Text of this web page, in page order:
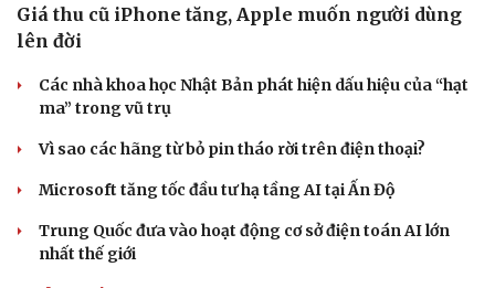
Giá thu cũ iPhone tăng, Apple muốn người dùng
lên đời
Các nhà khoa học Nhật Bản phát hiện dấu hiệu của “hạt
ma” trong vũ trụ
Vì sao các hãng từ bỏ pin tháo rời trên điện thoại?
Microsoft tăng tốc đầu tư hạ tầng AI tại Ấn Độ
Trung Quốc đưa vào hoạt động cơ sở điện toán AI lớn
nhất thế giới